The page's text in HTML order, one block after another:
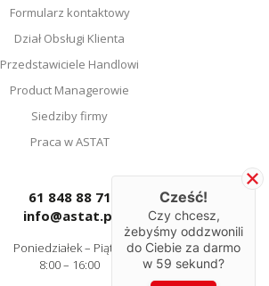
Formularz kontaktowy
Dział Obsługi Klienta
Przedstawiciele Handlowi
Product Managerowie
Siedziby firmy
Praca w ASTAT
61 848 88 71
info@astat.pl
Poniedziałek – Piątek
8:00 – 16:00
Cześć!
Czy chcesz,
żebyśmy oddzwonili
do Ciebie za darmo
w 59 sekund?